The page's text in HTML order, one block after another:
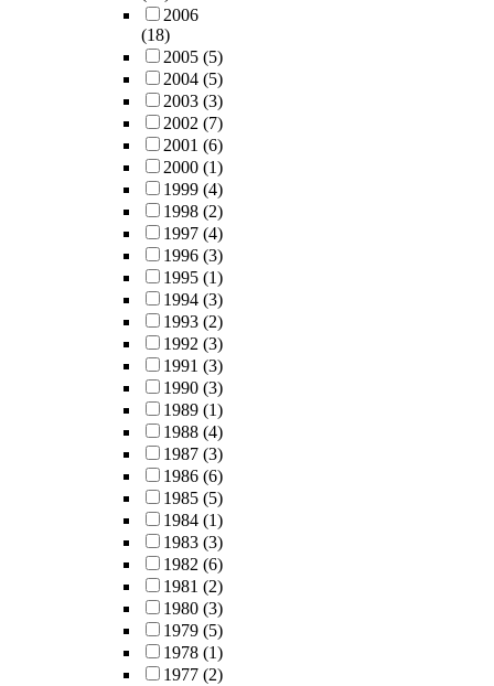
2006
(18)
2005 (5)
2004 (5)
2003 (3)
2002 (7)
2001 (6)
2000 (1)
1999 (4)
1998 (2)
1997 (4)
1996 (3)
1995 (1)
1994 (3)
1993 (2)
1992 (3)
1991 (3)
1990 (3)
1989 (1)
1988 (4)
1987 (3)
1986 (6)
1985 (5)
1984 (1)
1983 (3)
1982 (6)
1981 (2)
1980 (3)
1979 (5)
1978 (1)
1977 (2)